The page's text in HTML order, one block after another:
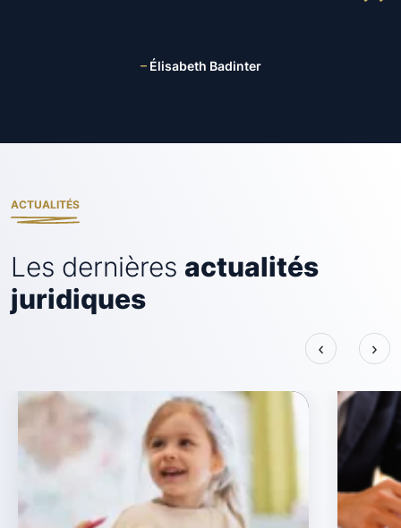
– Élisabeth Badinter
ACTUALITÉS
Les dernières actualités
juridiques